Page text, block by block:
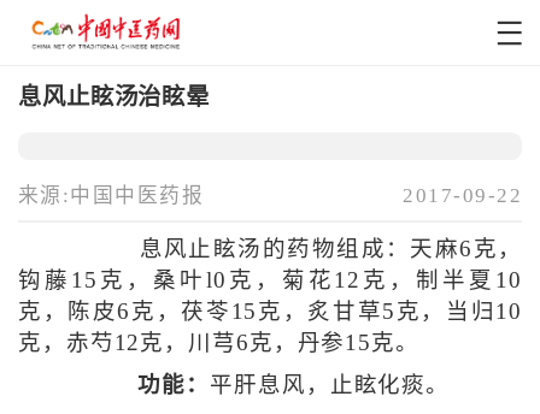
息风止眩汤治眩晕
来源:中国中医药报 2017-09-22
息风止眩汤的药物组成：天麻6克，
钩藤15克，桑叶l0克，菊花12克，制半夏10
克，陈皮6克，茯苓15克，炙甘草5克，当归10
克，赤芍12克，川芎6克，丹参15克。
功能： 平肝息风，止眩化痰。